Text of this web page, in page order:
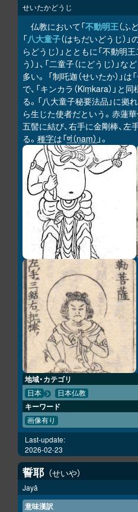
せいたかどうじ
仏教において「不動明王（ふ
「八大童子（はちだいどうじ）」
らどうじ）」とともに「不動明
う）」、「二童子（にどうじ）
多い。 「制吒迦（せいたか）」は
で、「キンカラ（Kiṃkara）」と
る。「八大童子秘要法品」に拠
ら生じた使者だという。赤蓮
五髻に結び、右手に金剛棒、左
る。 種字は「णं（ṇaṃ） 」。
地域・カテゴリ
日本 日本仏教
キーワード
画像有り
Last-update:
2026-02-23
誓耶 せいや
Jayā
意味漢訳